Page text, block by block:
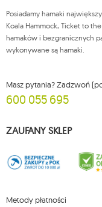
Więcej informacji:
Posiadamy hamaki
Koala Hammock, Ticket to
hamaków i bezgranicznych
wykonywane są hamaki.
Masz pytania? Zadzwoń
600 055 695
ZAUFANY SKLEP
Metody płatności